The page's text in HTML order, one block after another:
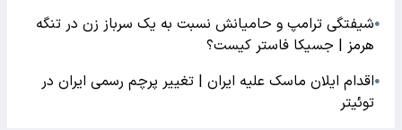
●شیفتگی ترامپ و حامیانش نسبت به یک سرباز زن در تنگه
هرمز | جسیکا فاستر کیست؟
●اقدام ایلان ماسک علیه ایران | تغییر پرچم رسمی ایران در
توئیتر